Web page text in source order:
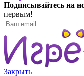
Подписывайтесь на
первым!
Закрыть